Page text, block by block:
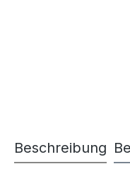
Beschreibung